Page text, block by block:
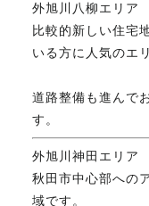
外旭川八柳エリア
比較的新しい住宅
いる方に人気のエ
道路整備も進んで
す。
外旭川神田エリア
秋田市中心部への
域です。